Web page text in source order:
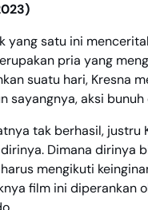
yang satu ini
pria yang
suatu hari, Kresna
sayangnya, aksi
tak berhasil, justru
Dimana dirinya
mengikuti
film ini diperankan